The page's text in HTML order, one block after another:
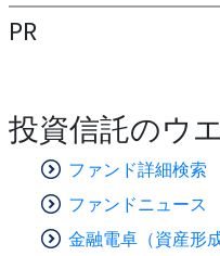
PR
投資信託のウ
ファンド詳細検索
ファンドニュース
金融電卓（資産形